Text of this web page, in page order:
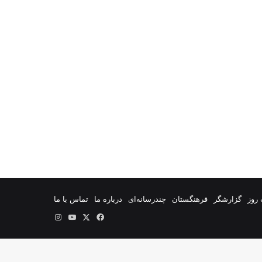
گزارشگر فرهنگستان چندرسانه‌ای درباره ما
تماس با ما
فیس
یوتیوب